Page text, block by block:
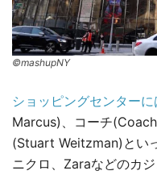
©mashupNY
ショッピングセンターに
Marcus)、コーチ
(Stuart Weitzman)とい
ニクロ、Zaraなどのカ